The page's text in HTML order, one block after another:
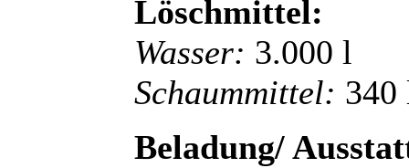
Löschmittel:
Wasser: 3.000 l
Schaummittel: 340
Beladung/